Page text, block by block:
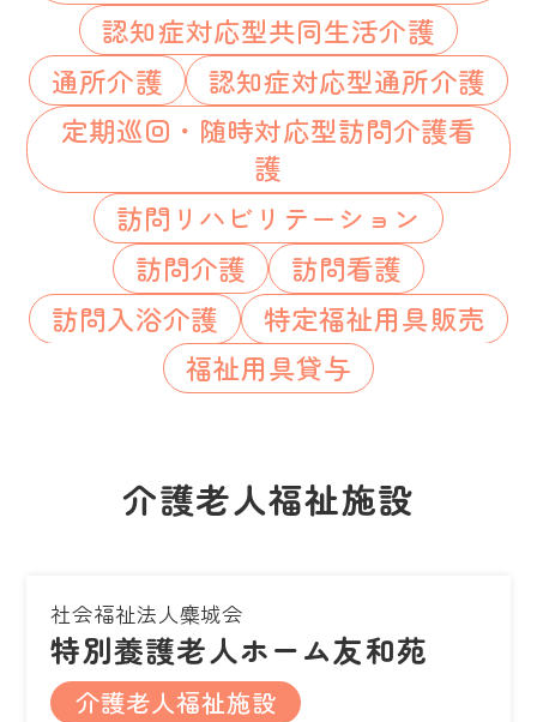
認知症対応型共同生活介護
通所介護
認知症対応型通所介護
定期巡回・随時対応型訪問介護看
護
訪問リハビリテーション
訪問介護
訪問看護
訪問入浴介護
特定福祉用具販売
福祉用具貸与
介護老人福祉施設
社会福祉法人麋城会
特別養護老人ホーム友和苑
介護老人福祉施設